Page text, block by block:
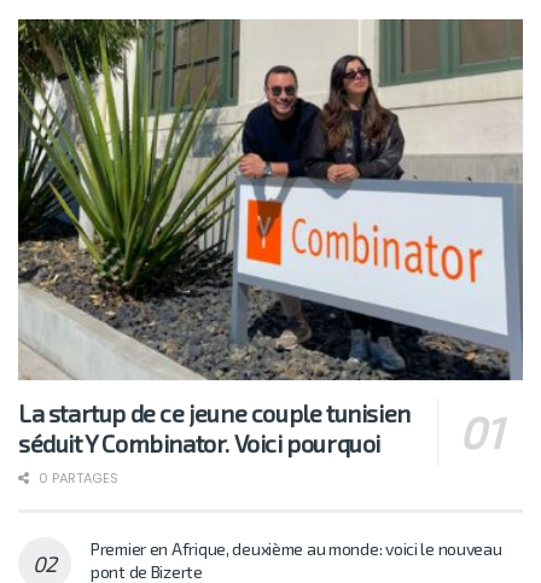
La startup de ce jeune couple tunisien
séduit Y Combinator. Voici pourquoi
0 PARTAGES
Premier en Afrique, deuxième au monde: voici le nouveau
pont de Bizerte